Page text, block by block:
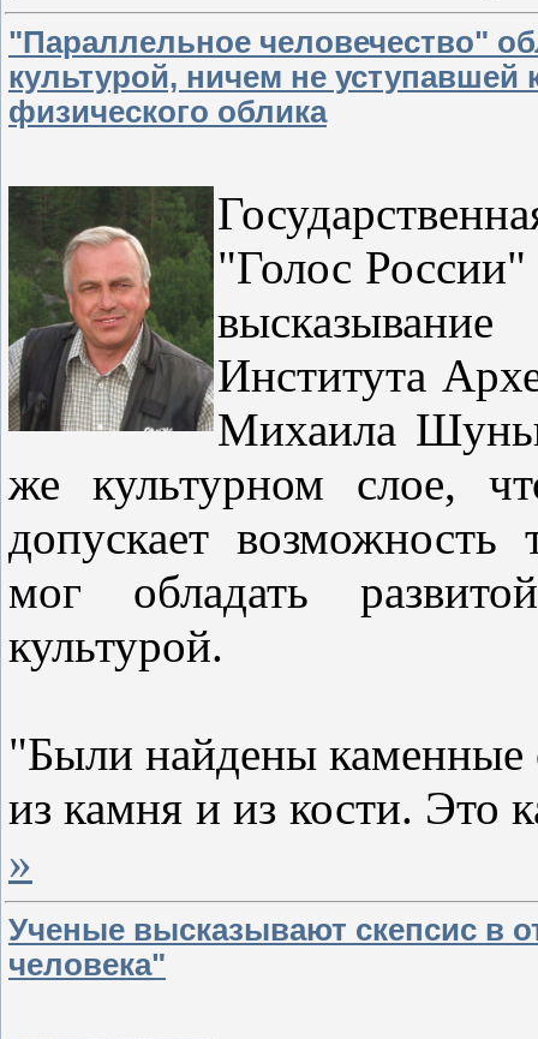
"Параллельное человечество"
культурой, ничем не уступавшей
физического облика
"Голос России"
Института
Михаила
же культурном слое,
допускает возможность
мог обладать
культурой.
"Были найдены каменные
из камня и из кости. Это
»
Ученые высказывают скепсис в
человека"